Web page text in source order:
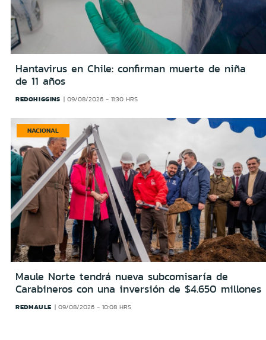
Hantavirus en Chile: confirman muerte de niña
de 11 años
REDOHIGGINS 09/08/2026 - 11:30 HRS
NACIONAL
Maule Norte tendrá nueva subcomisaría de
Carabineros con una inversión de $4.650 millones
REDMAULE 09/08/2026 - 10:08 HRS